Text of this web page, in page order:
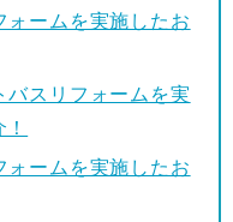
ームを実施したお
スリフォームを実
ームを実施したお